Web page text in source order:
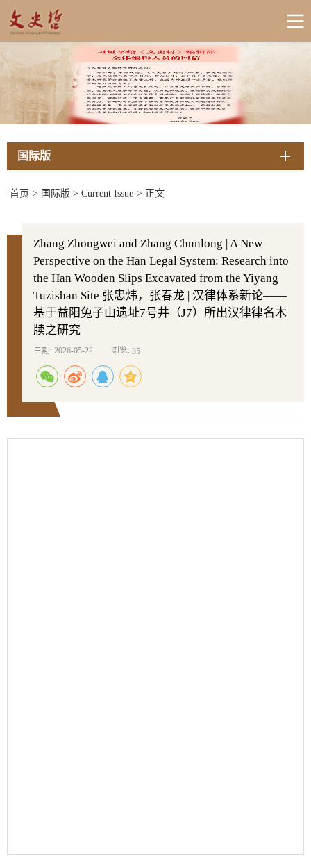
国际版
首页 > 国际版 > Current Issue > 正文
Zhang Zhongwei and Zhang Chunlong | A New
Perspective on the Han Legal System: Research into
the Han Wooden Slips Excavated from the Yiyang
Tuzishan Site 张忠炜，张春龙 | 汉律体系新论——
基于益阳兔子山遗址7号井（J7）所出汉律律名木
牍之研究
日期: 2026-05-22 浏览: 35